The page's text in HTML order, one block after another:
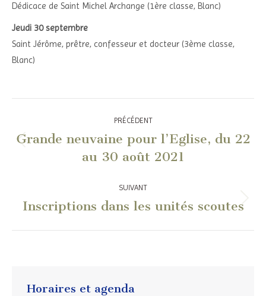
Dédicace de Saint Michel Archange (1ère classe, Blanc)
Jeudi 30 septembre
Saint Jérôme, prêtre, confesseur et docteur (3ème classe,
Blanc)
Navigation
article
PRÉCÉDENT
Article
précédent
Grande neuvaine pour l’Eglise, du 22
au 30 août 2021
SUIVANT
Article
Inscriptions dans les unités scoutes
Horaires et agenda